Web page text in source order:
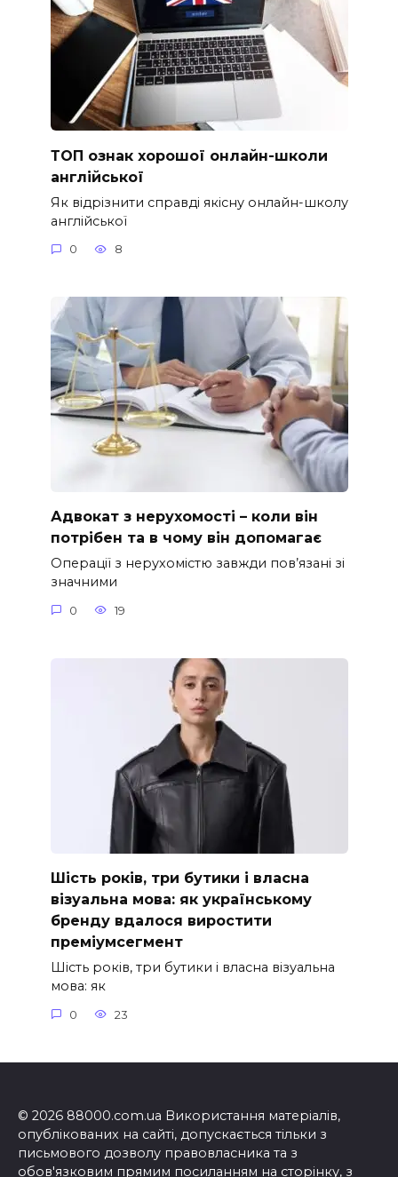
ТОП ознак хорошої онлайн-школи
англійської
Як відрізнити справді якісну онлайн-школу
англійської
0 8
Адвокат з нерухомості – коли він
потрібен та в чому він допомагає
Операції з нерухомістю завжди пов’язані зі
значними
0 19
Шість років, три бутики і власна
візуальна мова: як українському
бренду вдалося виростити
преміумсегмент
Шість років, три бутики і власна візуальна
мова: як
0 23
© 2026 88000.com.ua Використання матеріалів,
опублікованих на сайті, допускається тільки з
письмового дозволу правовласника та з
обов'язковим прямим посиланням на сторінку, з